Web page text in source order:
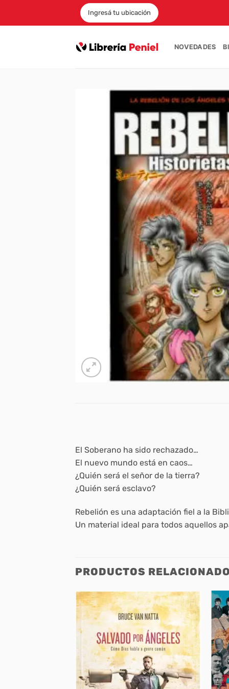
Ingresá tu ubicación
NOVEDADES
El Soberano ha sido rechazado…
El nuevo mundo está en caos…
¿Quién será el señor de la tierra?
¿Quién será esclavo?
Rebelión es una adaptación fiel a la
Un material ideal para todos aquellos
PRODUCTOS